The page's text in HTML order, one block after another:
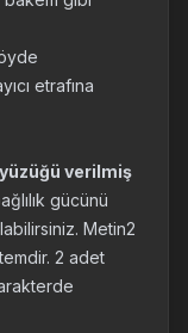
etrafına
verilmiş
gücünü
Metin2
2 adet